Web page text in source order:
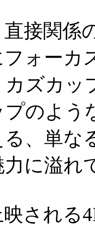
接関係
ォーカ
カズカッ
プのよう
る、単な
力に溢れ
される